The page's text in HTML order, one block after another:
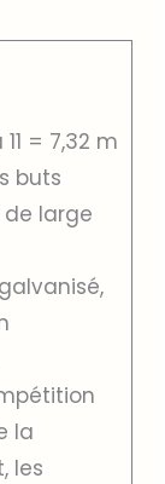
= 7,32 m
buts
large
la
les